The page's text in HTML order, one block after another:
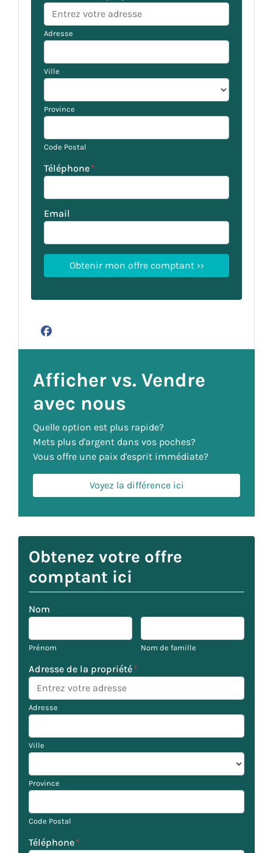
Adresse
Ville
Province
Code Postal
Téléphone*
Email
Facebook
Afficher vs. Vendre
avec nous
Quelle option est plus rapide?
Mets plus d'argent dans vos poches?
Vous offre une paix d'esprit immédiate?
Voyez la différence ici
Obtenez votre offre
comptant ici
Nom
Prénom Nom de famille
Adresse de la propriété*
Adresse
Ville
Province
Code Postal
Téléphone*